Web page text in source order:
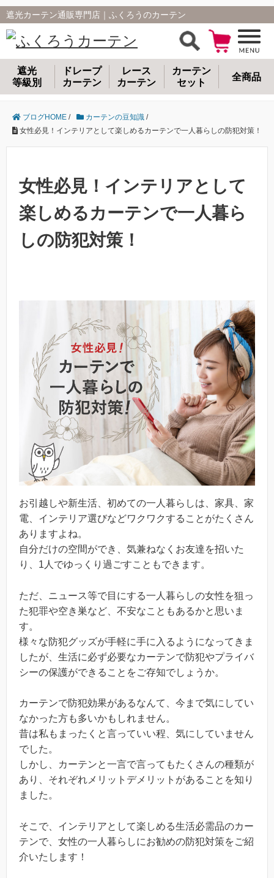
遮光カーテン通販専門店｜ふくろうのカーテン
遮光
等級別
ドレープ
カーテン
レース
カーテン
カーテン
セット
全商品
ブログHOME / カーテンの豆知識 /
女性必見！インテリアとして楽しめるカーテンで一人暮らしの防犯対策！
女性必見！インテリアとして
楽しめるカーテンで一人暮ら
しの防犯対策！
お引越しや新生活、初めての一人暮らしは、家具、家
電、インテリア選びなどワクワクすることがたくさん
ありますよね。
自分だけの空間ができ、気兼ねなくお友達を招いた
り、1人でゆっくり過ごすこともできます。
ただ、ニュース等で目にする一人暮らしの女性を狙っ
た犯罪や空き巣など、不安なこともあるかと思いま
す。
様々な防犯グッズが手軽に手に入るようになってきま
したが、生活に必ず必要なカーテンで防犯やプライバ
シーの保護ができることをご存知でしょうか。
カーテンで防犯効果があるなんて、今まで気にしてい
なかった方も多いかもしれません。
昔は私もまったくと言っていい程、気にしていません
でした。
しかし、カーテンと一言で言ってもたくさんの種類が
あり、それぞれメリットデメリットがあることを知り
ました。
そこで、インテリアとして楽しめる生活必需品のカー
テンで、女性の一人暮らしにお勧めの防犯対策をご紹
介いたします！